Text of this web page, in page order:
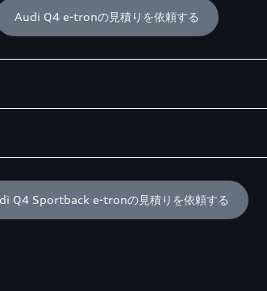
Audi Q4 e-tronの見積りを依頼する
Q4 Sportback e-tronの見積りを依頼する